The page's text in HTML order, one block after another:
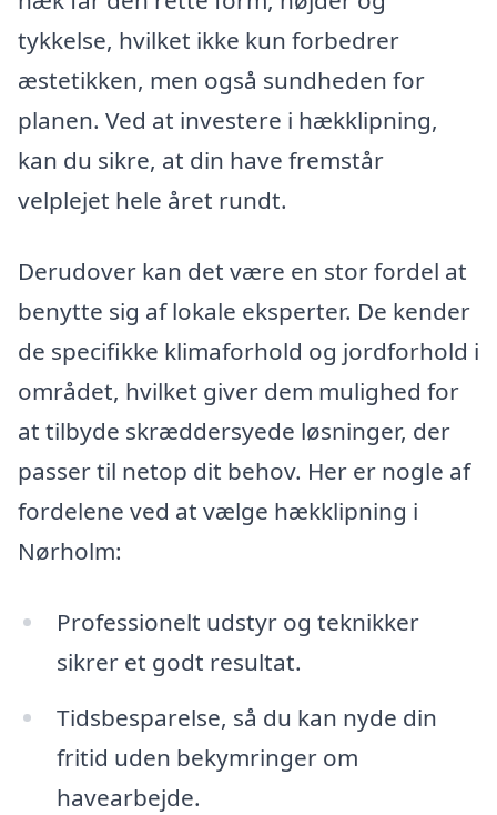
tykkelse, hvilket ikke kun forbedrer
æstetikken, men også sundheden for
planen. Ved at investere i hækklipning,
kan du sikre, at din have fremstår
velplejet hele året rundt.
Derudover kan det være en stor fordel at
benytte sig af lokale eksperter. De kender
de specifikke klimaforhold og jordforhold i
området, hvilket giver dem mulighed for
at tilbyde skræddersyede løsninger, der
passer til netop dit behov. Her er nogle af
fordelene ved at vælge hækklipning i
Nørholm:
Professionelt udstyr og teknikker
sikrer et godt resultat.
Tidsbesparelse, så du kan nyde din
fritid uden bekymringer om
havearbejde.